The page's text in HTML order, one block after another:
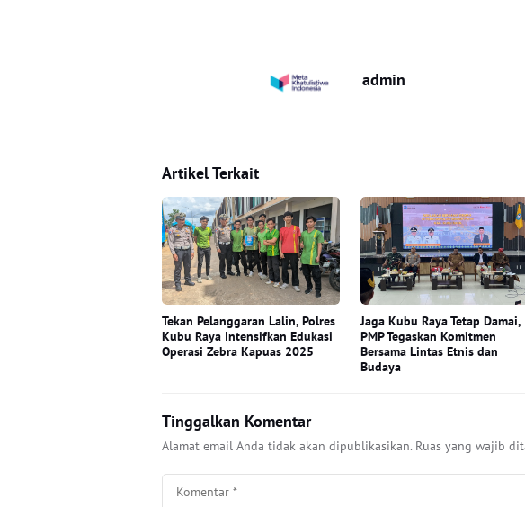
admin
Artikel Terkait
Tekan Pelanggaran Lalin, Polres
Kubu Raya Intensifkan Edukasi
Operasi Zebra Kapuas 2025
Jaga Kubu Raya Tetap Damai,
PMP Tegaskan Komitmen
Bersama Lintas Etnis dan
Budaya
Tinggalkan Komentar
Alamat email Anda tidak akan dipublikasikan. Ruas yang wajib